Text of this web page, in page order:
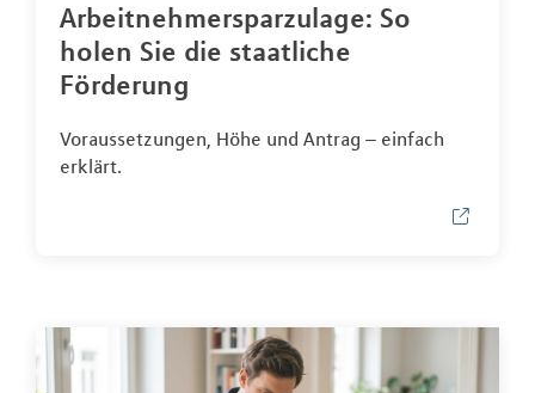
Arbeitnehmersparzulage: So
holen Sie die staatliche
Förderung
Voraussetzungen, Höhe und Antrag – einfach
erklärt.